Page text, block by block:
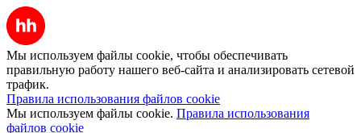
Мы используем файлы cookie, чтобы обеспечивать
правильную работу нашего веб-сайта и анализировать сетевой
трафик.
Правила использования файлов cookie
Мы используем файлы cookie. Правила использования
файлов cookie